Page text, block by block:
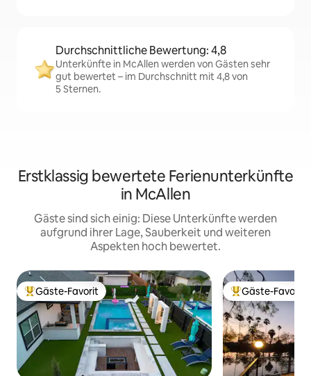
Durchschnittliche Bewertung: 4,8
Unterkünfte in McAllen werden von Gästen sehr
gut bewertet – im Durchschnitt mit 4,8 von
5 Sternen.
Erstklassig bewertete Ferienunterkünfte
in McAllen
Gäste sind sich einig: Diese Unterkünfte werden
aufgrund ihrer Lage, Sauberkeit und weiteren
Aspekten hoch bewertet.
Beliebter Gäste-Favorit.
Gäste-Favorit Beliebter Gäste-
Gäste-Favorit